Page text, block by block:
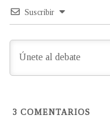
Suscribir
3 COMENTARIOS